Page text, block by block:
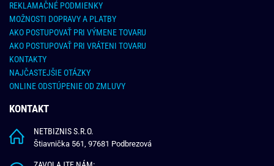
REKLAMAČNÉ PODMIENKY
MOŽNOSTI DOPRAVY A PLATBY
AKO POSTUPOVAŤ PRI VÝMENE TOVARU
AKO POSTUPOVAŤ PRI VRÁTENI TOVARU
KONTAKTY
NAJČASTEJŠIE OTÁZKY
ONLINE ODSTÚPENIE OD ZMLUVY
KONTAKT
NETBIZNIS S.R.O.
Štiavnička 561, 97681 Podbrezová